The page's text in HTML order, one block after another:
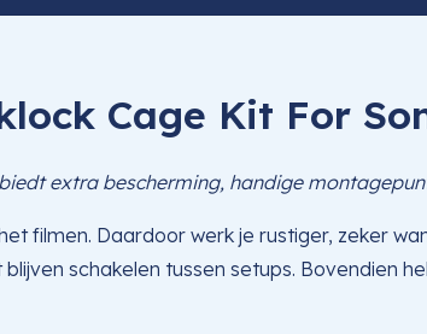
Cage Kit For
extra bescherming, handige
filmen. Daardoor werk je rustiger, zeker
schakelen tussen setups. Bovendien